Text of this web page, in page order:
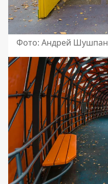
Фото: Андрей Шушпан